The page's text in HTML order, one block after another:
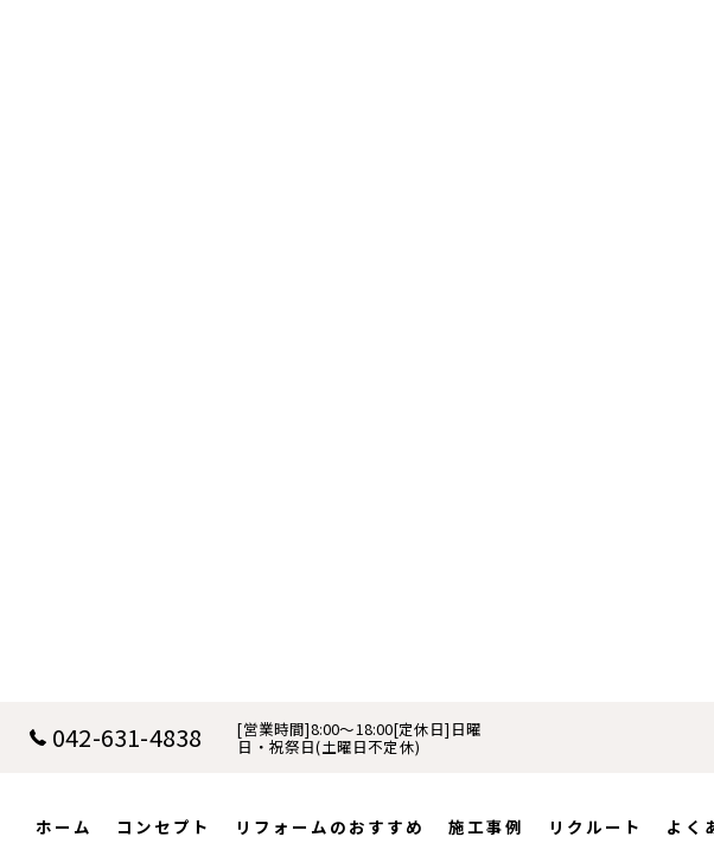
042-631-4838 [営業時間]8:00～18:00[定休日]日曜
日・祝祭日(土曜日不定休)
ホーム コンセプト リフォームのおすすめ 施工事例 リクルート よく